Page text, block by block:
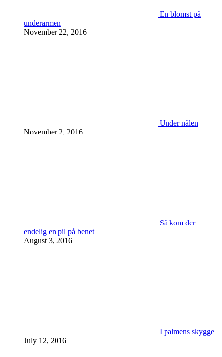
En blomst på
underarmen
November 22, 2016
Under nålen
November 2, 2016
Så kom der
endelig en pil på benet
August 3, 2016
I palmens skygge
July 12, 2016